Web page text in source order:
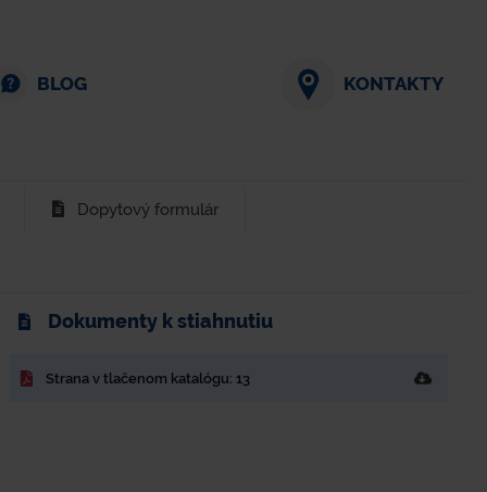
BLOG KONTAKTY
Dopytový formulár
Dokumenty k stiahnutiu
Strana v tlačenom katalógu: 13